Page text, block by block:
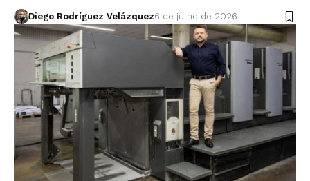
Diego Rodríguez Velázquez6 de julho de 2026